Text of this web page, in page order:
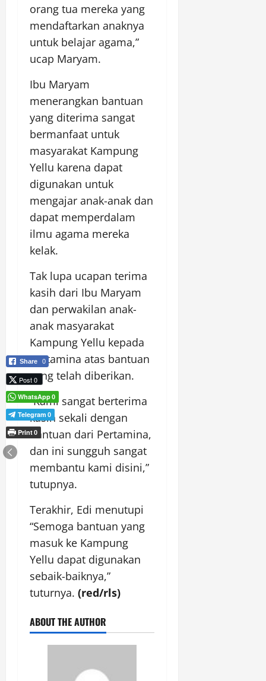
orang tua mereka yang
mendaftarkan anaknya
untuk belajar agama,”
ucap Maryam.
Ibu Maryam
menerangkan bantuan
yang diterima sangat
bermanfaat untuk
masyarakat Kampung
Yellu karena dapat
digunakan untuk
mengajar anak-anak dan
dapat memperdalam
ilmu agama mereka
kelak.
Tak lupa ucapan terima
kasih dari Ibu Maryam
dan perwakilan anak-
anak masyarakat
Kampung Yellu kepada
Pertamina atas bantuan
yang telah diberikan.
“Kami sangat berterima
kasih sekali dengan
bantuan dari Pertamina,
dan ini sungguh sangat
membantu kami disini,”
tutupnya.
Terakhir, Edi menutupi
“Semoga bantuan yang
masuk ke Kampung
Yellu dapat digunakan
sebaik-baiknya,”
tuturnya. (red/rls)
ABOUT THE AUTHOR
Share 0
Post 0
WhatsApp0
Telegram 0
Print0